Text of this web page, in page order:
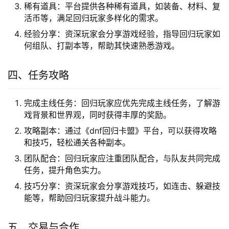
稀有道具：平台提供各种稀有道具，如装备、材料、复
活币等，满足回归玩家多样化的需求。
经验分享：资深玩家会分享游戏经验，指导回归玩家如
何组队、打副本等，帮助其快速熟悉游戏。
四、任务攻略
完成主线任务：回归玩家应优先完成主线任务，了解游
戏背景和世界观，同时获得丰厚的奖励。
攻略副本：通过《dnf回归卡盟》平台，可以获得攻略
和技巧，轻松通关各种副本。
团队配合：回归玩家应注重团队配合，与队友共同完成
任务，提升角色实力。
技巧分享：资深玩家会分享游戏技巧，如连击、躲避技
能等，帮助回归玩家提升战斗能力。